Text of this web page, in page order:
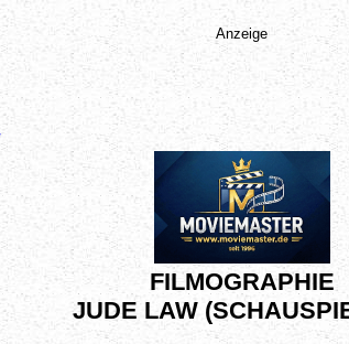
FILMOGRAPHIE
JUDE LAW
Anzeige